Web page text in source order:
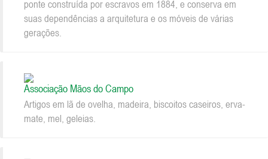
ponte construída por escravos em 1884, e conserva em
suas dependências a arquitetura e os móveis de várias
gerações.
Associação Mãos do Campo
Artigos em lã de ovelha, madeira, biscoitos caseiros, erva-
mate, mel, geleias.